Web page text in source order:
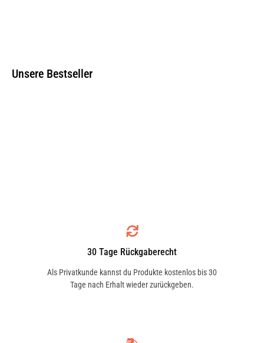
Unsere Bestseller
30 Tage Rückgaberecht
Als Privatkunde kannst du Produkte kostenlos bis 30
Tage nach Erhalt wieder zurückgeben.